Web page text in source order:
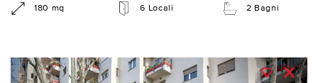
180 mq 6 Locali 2 Bagni